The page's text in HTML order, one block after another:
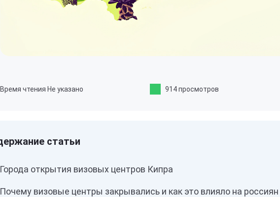
Время чтения Не указано 914 просмотров
Города открытия визовых центров Кипра
Почему визовые центры закрывались и как это влияло на россиян